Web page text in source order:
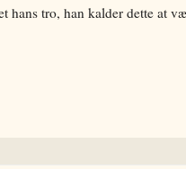
hans tro, han kalder dette at